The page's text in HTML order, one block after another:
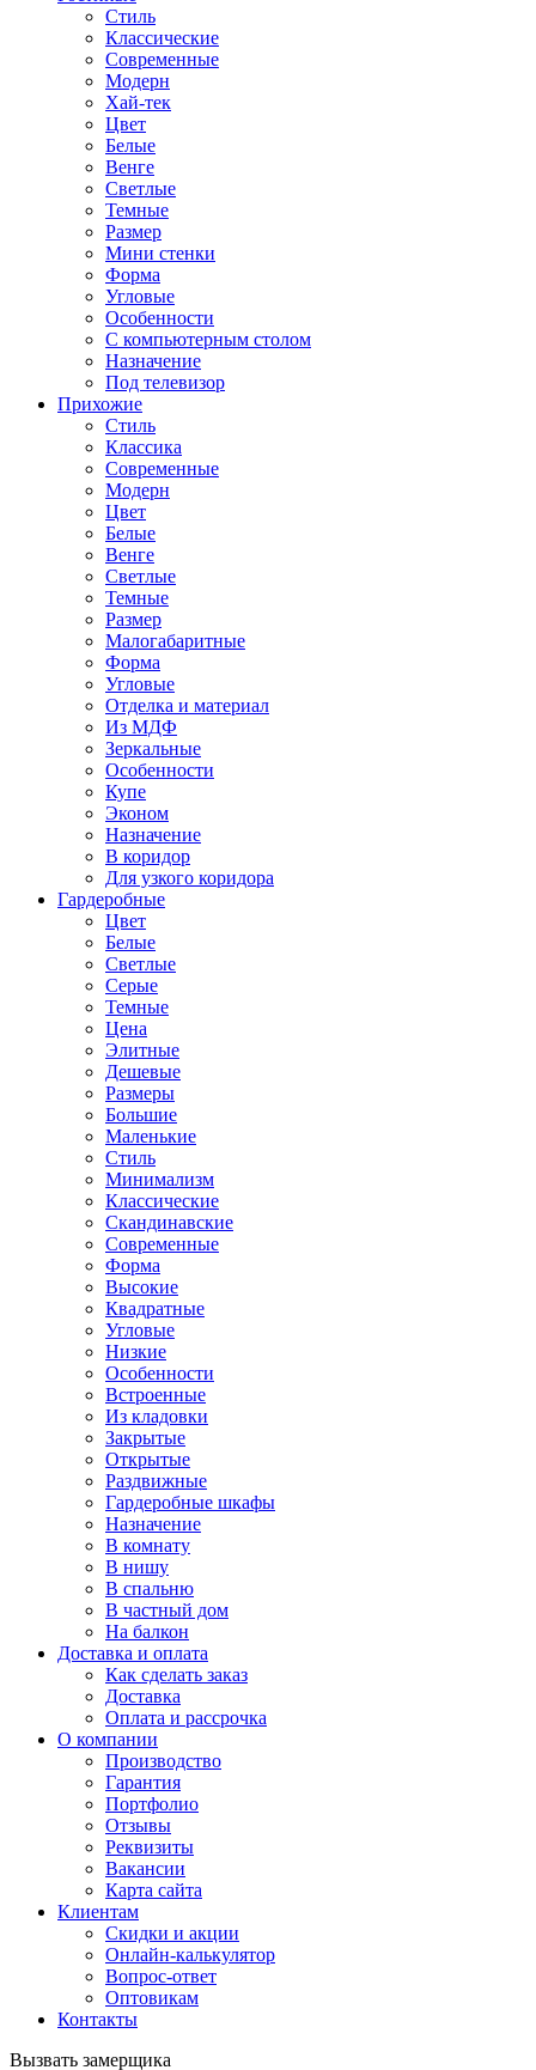
Стиль
Классические
Современные
Модерн
Хай-тек
Цвет
Белые
Венге
Светлые
Темные
Размер
Мини стенки
Форма
Угловые
Особенности
С компьютерным столом
Назначение
Под телевизор
Прихожие
Стиль
Классика
Современные
Модерн
Цвет
Белые
Венге
Светлые
Темные
Размер
Малогабаритные
Форма
Угловые
Отделка и материал
Из МДФ
Зеркальные
Особенности
Купе
Эконом
Назначение
В коридор
Для узкого коридора
Гардеробные
Цвет
Белые
Светлые
Серые
Темные
Цена
Элитные
Дешевые
Размеры
Большие
Маленькие
Стиль
Минимализм
Классические
Скандинавские
Современные
Форма
Высокие
Квадратные
Угловые
Низкие
Особенности
Встроенные
Из кладовки
Закрытые
Открытые
Раздвижные
Гардеробные шкафы
Назначение
В комнату
В нишу
В спальню
В частный дом
На балкон
Доставка и оплата
Как сделать заказ
Доставка
Оплата и рассрочка
О компании
Производство
Гарантия
Портфолио
Отзывы
Реквизиты
Вакансии
Карта сайта
Клиентам
Скидки и акции
Онлайн-калькулятор
Вопрос-ответ
Оптовикам
Контакты
Вызвать замерщика